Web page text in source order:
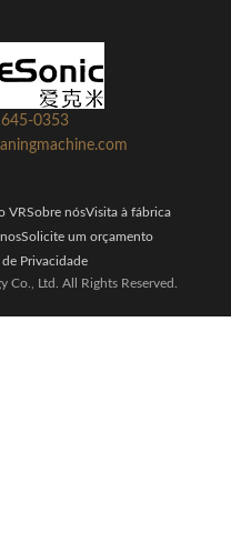
0353
VRSobre nósVisita à fábrica
Solicite um orçamento
Privacidade
Ltd. All Rights Reserved.